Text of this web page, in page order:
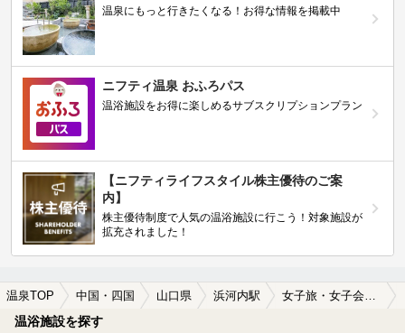
温泉にもっと行きたくなる！お得な情報を掲載中
ニフティ温泉 おふろパス
温浴施設をお得に楽しめるサブスクリプションプラン
【ニフティライフスタイル株主優待のご案
内】
株主優待制度で人気の温浴施設に行こう！対象施設が
拡充されました！
温泉TOP 中国・四国 山口県 浜河内駅 女子旅・女子会におすすめの浜河内駅近くの温泉、日帰り温泉、スーパー銭湯おすすめ
温浴施設を探す